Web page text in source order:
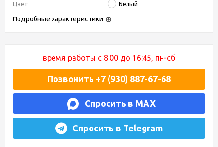
Цвет
Белый
Подробные характеристики
время работы с 8:00 до 16:45, пн-сб
Позвонить +7 (930) 887-67-68
Спросить в MAX
Спросить в Telegram